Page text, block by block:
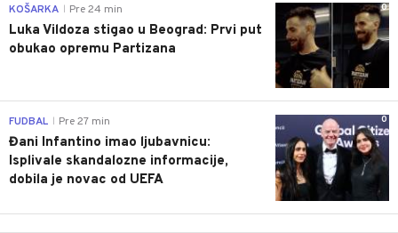
0
KOŠARKA Pre 24 min
Luka Vildoza stigao u Beograd: Prvi put
obukao opremu Partizana
0
FUDBAL Pre 27 min
Đani Infantino imao ljubavnicu:
Isplivale skandalozne informacije,
dobila je novac od UEFA